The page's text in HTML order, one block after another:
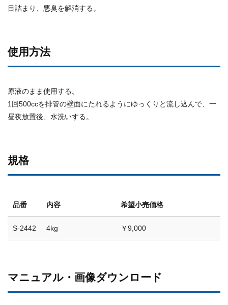
目詰まり、悪臭を解消する。
使用方法
原液のまま使用する。
1回500ccを排管の壁面にたれるようにゆっくりと流し込んで、一
昼夜放置後、水洗いする。
規格
品番 内容 希望小売価格
S-2442 4kg ￥9,000
マニュアル・画像ダウンロード